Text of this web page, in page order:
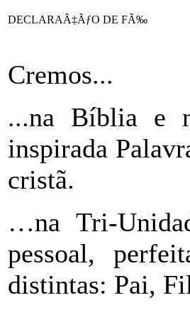
DECLARAÃ‡ÃƒO DE FÃ‰
Cremos...
...na Bíblia e
inspirada
cristã.
…na Tri-
pessoal,
distintas: Pai,